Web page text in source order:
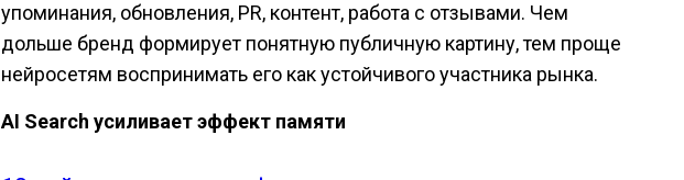
упоминания, обновления, PR, контент, работа с отзывами. Чем
дольше бренд формирует понятную публичную картину, тем проще
нейросетям воспринимать его как устойчивого участника рынка.
AI Search усиливает эффект памяти